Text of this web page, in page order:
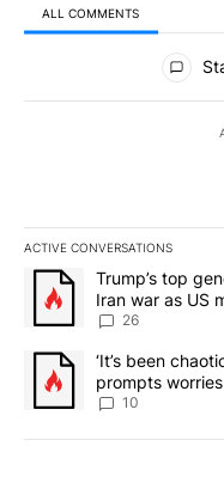
ALL COMMENTS
All Comments
ACTIVE CONVERSATIONS
The following is a list of
A trending article titled
Trump’s top
Iran war as US
sources say
26
A trending article titled
‘It’s been
prompts
10